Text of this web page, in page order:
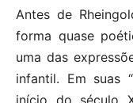
Antes de
forma quase
uma das
infantil. Em suas